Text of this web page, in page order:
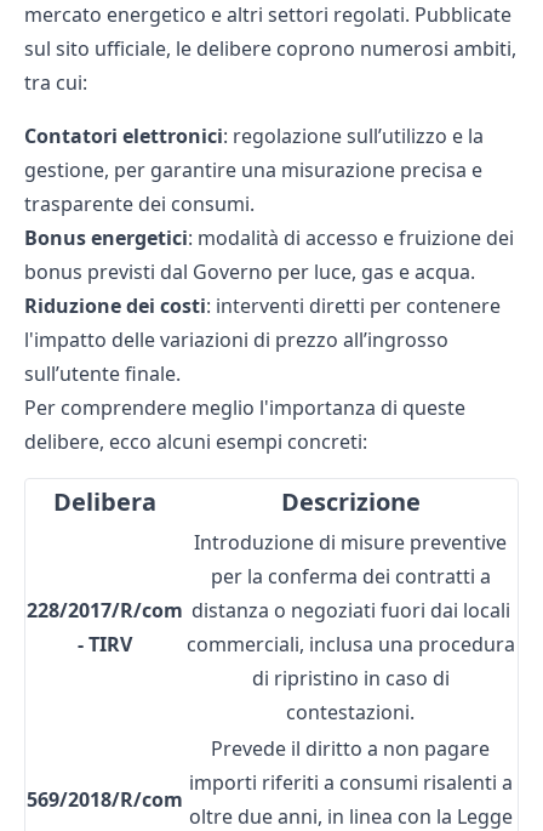
mercato energetico e altri settori regolati. Pubblicate
sul sito ufficiale, le delibere coprono numerosi ambiti,
tra cui:
Contatori elettronici: regolazione sull’utilizzo e la
gestione, per garantire una misurazione precisa e
trasparente dei consumi.
Bonus energetici: modalità di accesso e fruizione dei
bonus previsti dal Governo per luce, gas e acqua.
Riduzione dei costi: interventi diretti per contenere
l'impatto delle variazioni di prezzo all’ingrosso
sull’utente finale.
Per comprendere meglio l'importanza di queste
delibere, ecco alcuni esempi concreti:
Delibera Descrizione
228/2017/R/com
- TIRV
Introduzione di misure preventive
per la conferma dei contratti a
distanza o negoziati fuori dai locali
commerciali, inclusa una procedura
di ripristino in caso di
contestazioni.
569/2018/R/com
Prevede il diritto a non pagare
importi riferiti a consumi risalenti a
oltre due anni, in linea con la Legge